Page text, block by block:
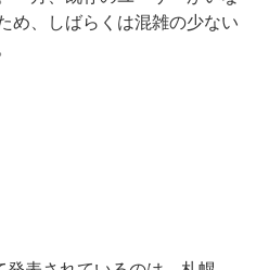
め、しばらくは混雑の少ない